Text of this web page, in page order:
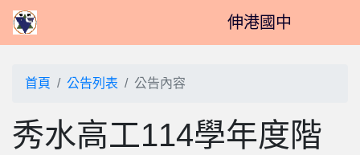
伸港國中
首頁 公告列表 公告內容
秀水高工114學年度階